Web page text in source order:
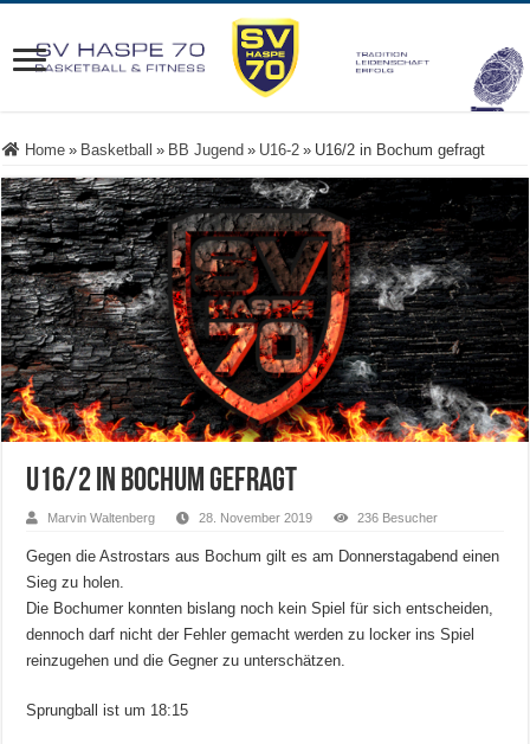
Home » Basketball » BB Jugend » U16-2 » U16/2 in Bochum gefragt
U16/2 in Bochum gefragt
Marvin Waltenberg 28. November 2019 236 Besucher
Gegen die Astrostars aus Bochum gilt es am Donnerstagabend einen
Sieg zu holen.
Die Bochumer konnten bislang noch kein Spiel für sich entscheiden,
dennoch darf nicht der Fehler gemacht werden zu locker ins Spiel
reinzugehen und die Gegner zu unterschätzen.
Sprungball ist um 18:15